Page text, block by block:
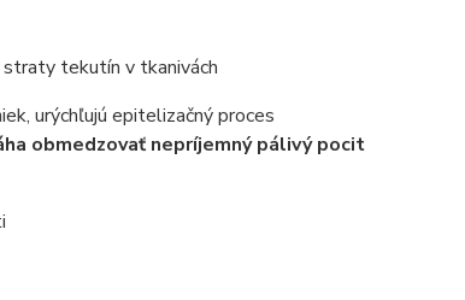
straty tekutín v tkanivách
urýchľujú epitelizačný proces
obmedzovať nepríjemný pálivý pocit